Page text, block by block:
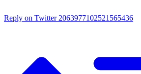
Reply on Twitter 2063977102521565436